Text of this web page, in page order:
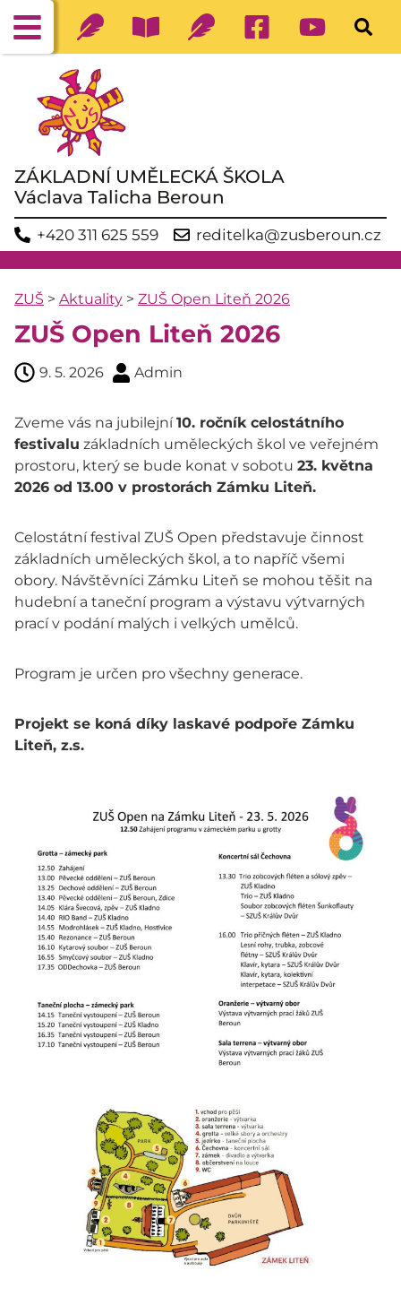
ZÁKLADNÍ UMĚLECKÁ ŠKOLA
Václava Talicha Beroun
+420 311 625 559 reditelka@zusberoun.cz
ZUŠ > Aktuality > ZUŠ Open Liteň 2026
ZUŠ Open Liteň 2026
9. 5. 2026 Admin
Zveme vás na jubilejní10. ročník celostátního
festivalu základních uměleckých škol ve veřejném
prostoru, který se bude konat v sobotu 23. května
2026 od 13.00 v prostorách Zámku Liteň.
Celostátní festival ZUŠ Open představuje činnost
základních uměleckých škol, a to napříč všemi
obory. Návštěvníci Zámku Liteň se mohou těšit na
hudební a taneční program a výstavu výtvarných
prací v podání malých i velkých umělců.
Program je určen pro všechny generace.
Projekt se koná díky laskavé podpoře Zámku
Liteň, z.s.